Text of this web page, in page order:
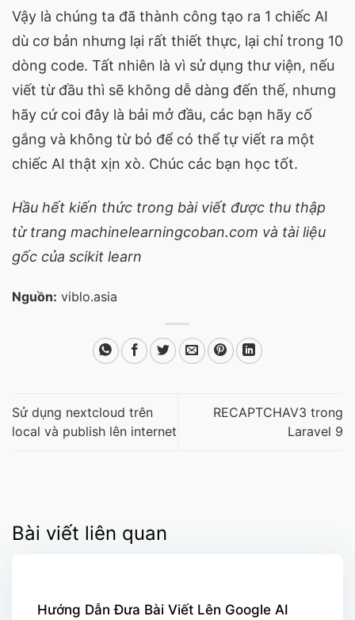
Vậy là chúng ta đã thành công tạo ra 1 chiếc AI
dù cơ bản nhưng lại rất thiết thực, lại chỉ trong 10
dòng code. Tất nhiên là vì sử dụng thư viện, nếu
viết từ đầu thì sẽ không dễ dàng đến thế, nhưng
hãy cứ coi đây là bải mở đầu, các bạn hãy cố
gắng và không từ bỏ để có thể tự viết ra một
chiếc AI thật xịn xò. Chúc các bạn học tốt.
Hầu hết kiến thức trong bài viết được thu thập
từ trang machinelearningcoban.com và tài liệu
gốc của scikit learn
Nguồn: viblo.asia
Sử dụng nextcloud trên
local và publish lên internet
RECAPTCHAV3 trong
Laravel 9
Bài viết liên quan
Hướng Dẫn Đưa Bài Viết Lên Google AI